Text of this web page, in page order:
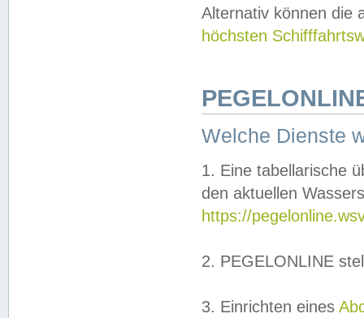
Alternativ können die
höchsten
Welche Dienste
1. Eine tabellarische
den aktuellen
https://
2. PEGELONLINE
3. Einrichten eines